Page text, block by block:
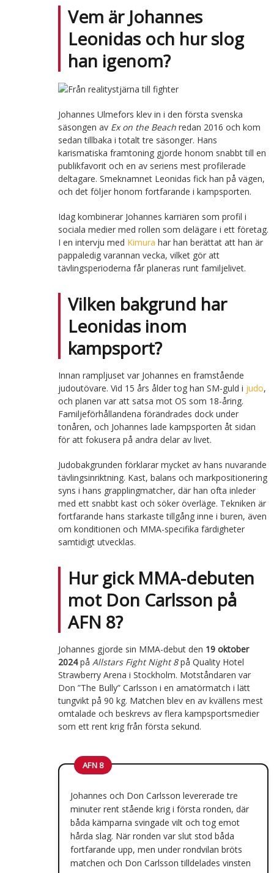
Vem är Johannes
Leonidas och hur slog
han igenom?
Johannes Ulmefors klev in i den första svenska
säsongen av Ex on the Beachredan 2016 och kom
sedan tillbaka i totalt tre säsonger. Hans
karismatiska framtoning gjorde honom snabbt till en
publikfavorit och en av seriens mest profilerade
deltagare. Smeknamnet Leonidas fick han på vägen,
och det följer honom fortfarande i kampsporten.
Idag kombinerar Johannes karriären som profil i
sociala medier med rollen som delägare i ett företag.
I en intervju med Kimura har han berättat att han är
pappaledig varannan vecka, vilket gör att
tävlingsperioderna får planeras runt familjelivet.
Vilken bakgrund har
Leonidas inom
kampsport?
Innan rampljuset var Johannes en framstående
judoutövare. Vid 15 års ålder tog han SM-guld i judo,
och planen var att satsa mot OS som 18-åring.
Familjeförhållandena förändrades dock under
tonåren, och Johannes lade kampsporten åt sidan
för att fokusera på andra delar av livet.
Judobakgrunden förklarar mycket av hans nuvarande
tävlingsinriktning. Kast, balans och markpositionering
syns i hans grapplingmatcher, där han ofta inleder
med ett snabbt kast och söker överläge. Tekniken är
fortfarande hans starkaste tillgång inne i buren, även
om konditionen och MMA-specifika färdigheter
samtidigt utvecklas.
Hur gick MMA-debuten
mot Don Carlsson på
AFN 8?
Johannes gjorde sin MMA-debut den 19 oktober
2024på Allstars Fight Night 8på Quality Hotel
Strawberry Arena i Stockholm. Motståndaren var
Don ”The Bully” Carlsson i en amatörmatch i lätt
tungvikt på 90 kg. Matchen blev en av kvällens mest
omtalade och beskrevs av flera kampsportsmedier
som ett rent krig från första sekund.
AFN 8
Johannes och Don Carlsson levererade tre
minuter rent stående krig i första ronden, där
båda kämparna svingade vilt och tog emot
hårda slag. När ronden var slut stod båda
fortfarande upp, men under rondvilan bröts
matchen och Don Carlsson tilldelades vinsten